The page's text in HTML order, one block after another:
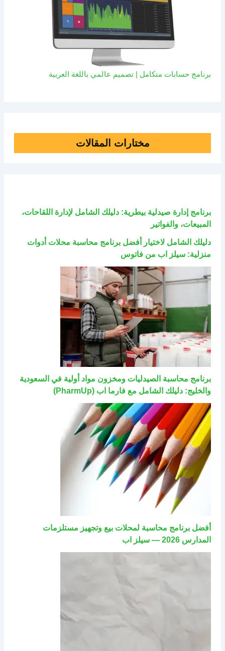
برنامج حسابات متكامل | تصميم عالمي باللغة العربية
مختارات المقالات
برنامج إدارة صيدلية بيطرية: دليلك الشامل لإدارة اللقاحات،
المبيعات، والفواتير
دليلك الشامل لاختيار أفضل برنامج محاسبة محلات أدوات
منزلية: سيلز اب من فاتوس
برنامج محاسبة الصيدليات ومخزون مواد أولية في السعودية
والخليج: دليلك الشامل مع فارما اب (PharmUp)
أفضل برنامج محاسبة لمحلات بيع وتجهيز مستلزمات
المدارس 2026 — سيلز اب